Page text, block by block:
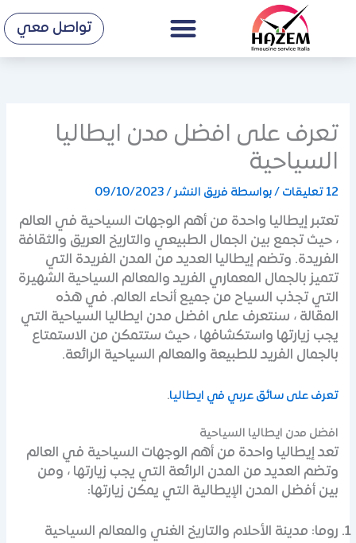
Menu تواصل معي
تعرف على افضل مدن ايطاليا
السياحية
12 تعليقات / بواسطة فريق النشر /
09/10/2023
تعتبر إيطاليا واحدة من أهم الوجهات السياحية في العالم
، حيث تجمع بين الجمال الطبيعي والتاريخ العريق والثقافة
الفريدة. وتضم إيطاليا العديد من المدن الفريدة التي
تتميز بالجمال المعماري الفريد والمعالم السياحية الشهيرة
التي تجذب السياح من جميع أنحاء العالم. في هذه
المقالة ، سنتعرف على افضل مدن ايطاليا السياحية التي
يجب زيارتها واستكشافها ، حيث ستتمكن من الاستمتاع
بالجمال الفريد للطبيعة والمعالم السياحية الرائعة.
تعرف على سائق عربي في ايطاليا.
افضل مدن ايطاليا السياحية
تعد إيطاليا واحدة من أهم الوجهات السياحية في العالم
وتضم العديد من المدن الرائعة التي يجب زيارتها ، ومن
بين أفضل المدن الإيطالية التي يمكن زيارتها:
روما: مدينة الأحلام والتاريخ الغني والمعالم السياحية